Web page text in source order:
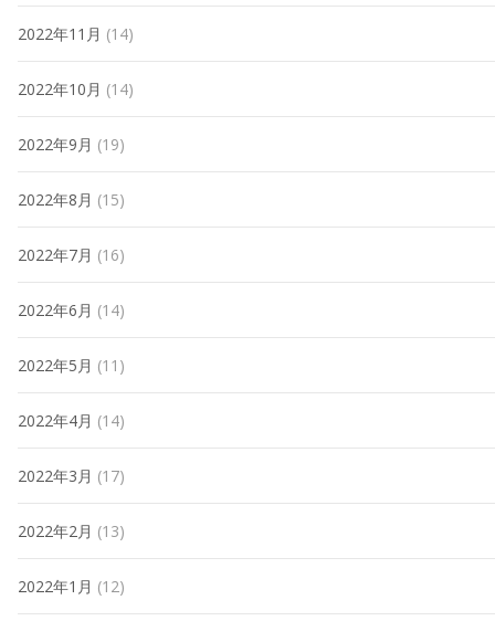
2022年11月 (14)
2022年10月 (14)
2022年9月 (19)
2022年8月 (15)
2022年7月 (16)
2022年6月 (14)
2022年5月 (11)
2022年4月 (14)
2022年3月 (17)
2022年2月 (13)
2022年1月 (12)